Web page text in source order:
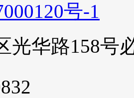
号-1
光华路158号